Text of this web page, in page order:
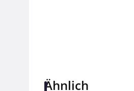
Ähnlich